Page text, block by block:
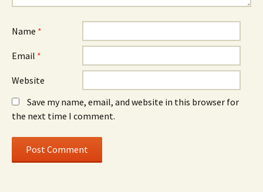
Name *
Email *
Website
Save my name, email, and website in this browser for
the next time I comment.